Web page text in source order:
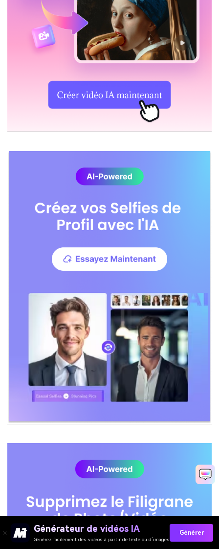
Générateur de vidéos IA
Générez facilement des vidéos à partir de texte ou d’images
Générer